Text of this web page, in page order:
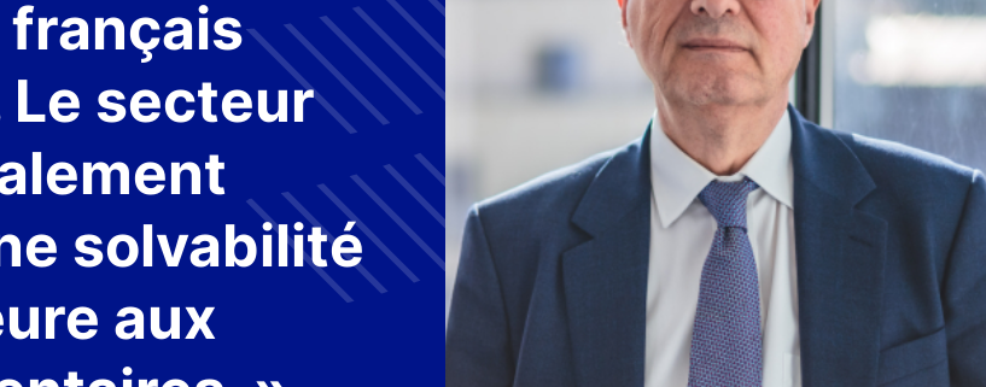
secteur
solvabilité
aux